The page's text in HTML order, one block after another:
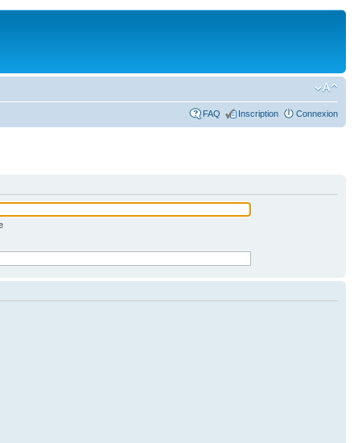
FAQ Inscription Connexion